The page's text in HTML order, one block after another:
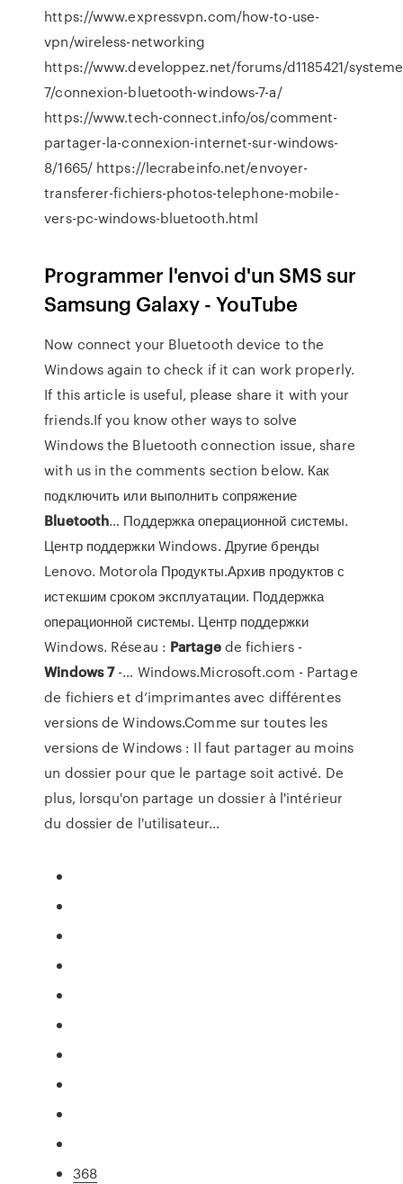
https://www.expressvpn.com/how-to-use-
vpn/wireless-networking
https://www.developpez.net/forums/d1185421/
7/connexion-bluetooth-windows-7-a/
https://www.tech-connect.info/os/comment-
partager-la-connexion-internet-sur-windows-
8/1665/ https://lecrabeinfo.net/envoyer-
transferer-fichiers-photos-telephone-mobile-
vers-pc-windows-bluetooth.html
Programmer l'envoi d'un SMS sur
Samsung Galaxy - YouTube
Now connect your Bluetooth device to the
Windows again to check if it can work properly.
If this article is useful, please share it with your
friends.If you know other ways to solve
Windows the Bluetooth connection issue, share
with us in the comments section below. Как
подключить или выполнить сопряжение
Bluetooth… Поддержка операционной системы.
Центр поддержки Windows. Другие бренды
Lenovo. Motorola Продукты.Архив продуктов с
истекшим сроком эксплуатации. Поддержка
операционной системы. Центр поддержки
Windows. Réseau : Partagede fichiers -
Windows7-… Windows.Microsoft.com - Partage
de fichiers et d’imprimantes avec différentes
versions de Windows.Comme sur toutes les
versions de Windows : Il faut partager au moins
un dossier pour que le partage soit activé. De
plus, lorsqu'on partage un dossier à l'intérieur
du dossier de l'utilisateur...
368